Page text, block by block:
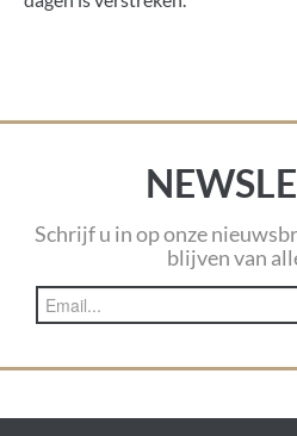
Schrijf u in op onze
blijven van